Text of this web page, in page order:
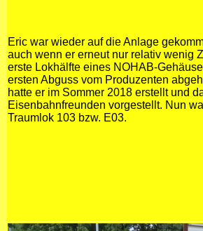
Eric war wieder auf die Anlage
auch wenn er erneut nur relativ wenig
erste Lokhälfte eines NOHAB-
ersten Abguss vom Produzenten
hatte er im Sommer 2018 erstellt und
Eisenbahnfreunden vorgestellt. Nun
Traumlok 103 bzw. E03.